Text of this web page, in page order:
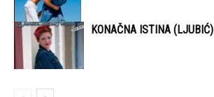
KONAČNA ISTINA (LJUBIĆ)